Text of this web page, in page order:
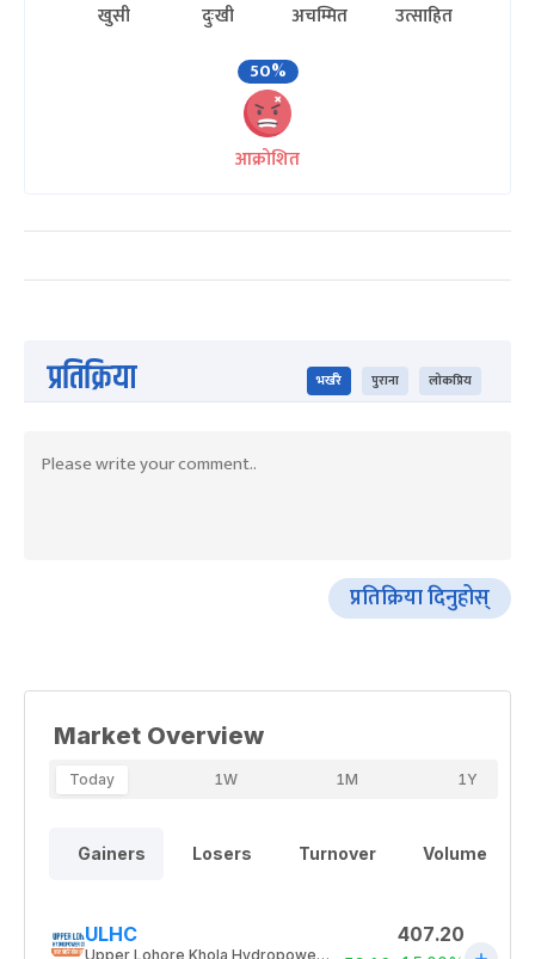
खुसी दुःखी अचम्मित
उत्साहित
50%
आक्रोशित
प्रतिक्रिया भर्खरै पुराना लोकप्रिय
प्रतिक्रिया दिनुहोस्